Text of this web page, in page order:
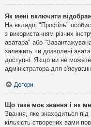
Як мені включити
На вкладці "Профіль"
з використанням різних
аватара" або
залежить чи дозволені
доступні. Якщо ви не
адміністратора для
Догори
Що таке моє звання і як
Звання, яке знаходиться
кількість створених вами